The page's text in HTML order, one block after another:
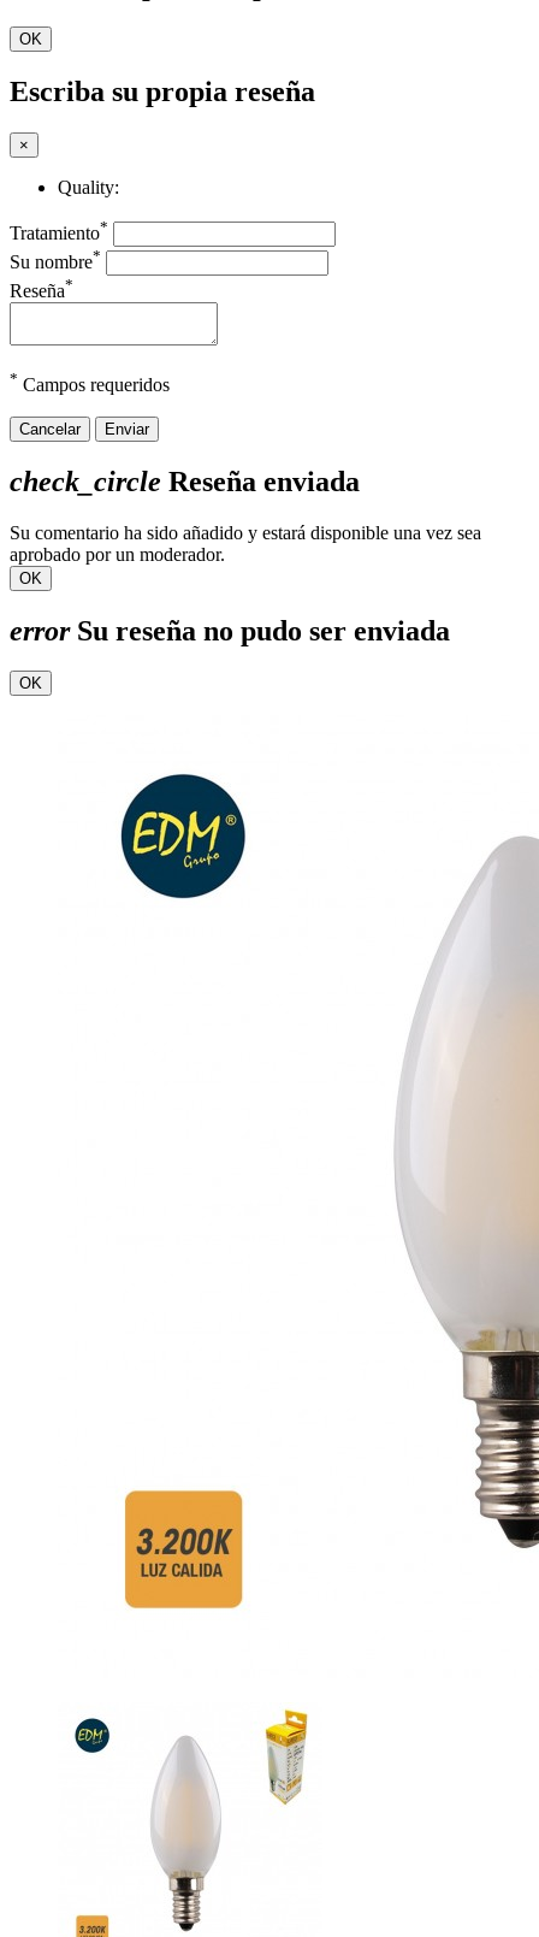
OK
Escriba su propia reseña
×
Quality:
Tratamiento*
Su nombre*
Reseña*
* Campos requeridos
Cancelar Enviar
check_circle Reseña enviada
Su comentario ha sido añadido y estará disponible una vez sea
aprobado por un moderador.
OK
errorSu reseña no pudo ser enviada
OK